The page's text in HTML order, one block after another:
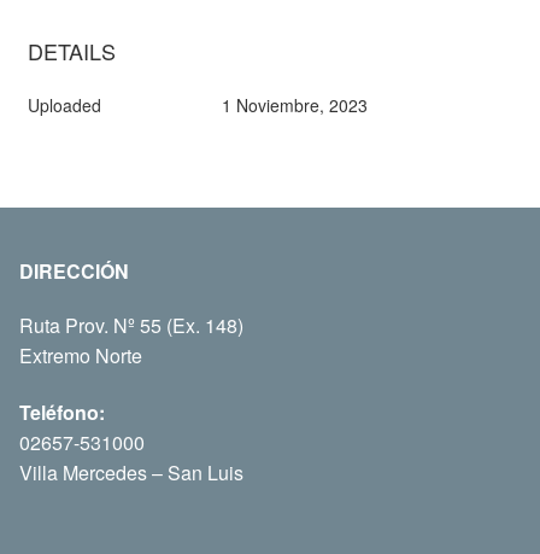
DETAILS
Uploaded 1 Noviembre, 2023
DIRECCIÓN
Ruta Prov. Nº 55 (Ex. 148)
Extremo Norte
Teléfono:
02657-531000
Villa Mercedes – San Luis